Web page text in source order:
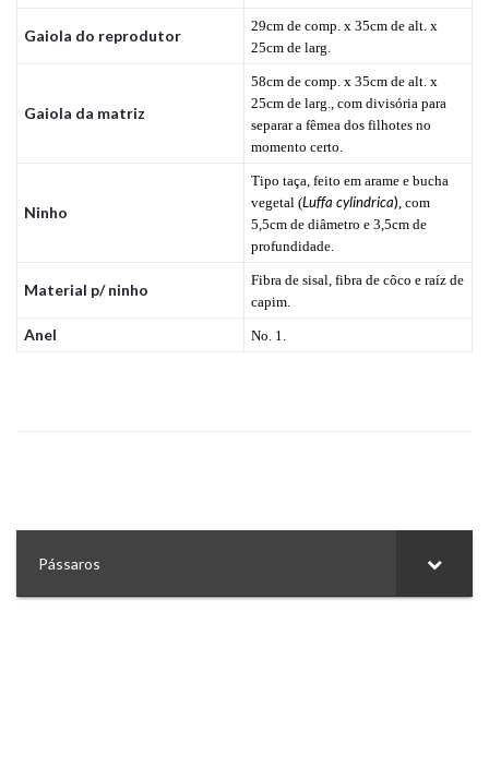
Gaiola do reprodutor
29cm de comp. x 35cm de alt. x
25cm de larg.
Gaiola da matriz
58cm de comp. x 35cm de alt. x
25cm de larg., com divisória para
separar a fêmea dos filhotes no
momento certo.
Ninho
Tipo taça, feito em arame e bucha
vegetal (Luffa cylindrica) , com
5,5cm de diâmetro e 3,5cm de
profundidade.
Material p/ ninho
Fibra de sisal, fibra de côco e raíz de
capim.
Anel No. 1.
Pássaros